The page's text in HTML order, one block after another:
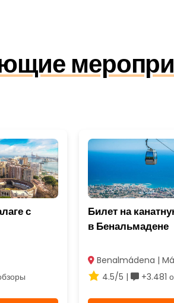
с
Билет на
в Бенальмадене
Benalmádena |
4.5/5 |
+3.481